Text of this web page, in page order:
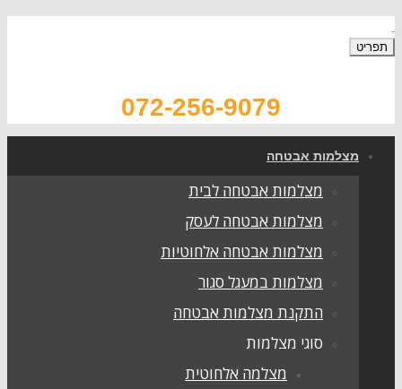
תפריט
072-256-9079
מצלמות אבטחה
מצלמות אבטחה לבית
מצלמות אבטחה לעסק
מצלמות אבטחה אלחוטיות
מצלמות במעגל סגור
התקנת מצלמות אבטחה
סוגי מצלמות
מצלמה אלחוטית